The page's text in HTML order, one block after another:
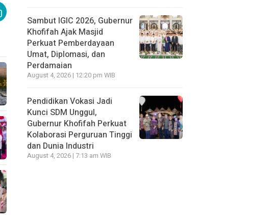
Sambut IGIC 2026, Gubernur
Khofifah Ajak Masjid
Perkuat Pemberdayaan
Umat, Diplomasi, dan
Perdamaian
August 4, 2026 | 12:20 pm WIB
Pendidikan Vokasi Jadi
Kunci SDM Unggul,
Gubernur Khofifah Perkuat
Kolaborasi Perguruan Tinggi
dan Dunia Industri
August 4, 2026 | 7:13 am WIB